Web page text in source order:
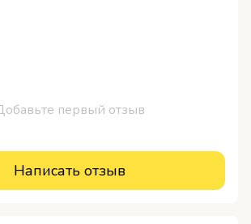
первый отзыв
Написать отзыв